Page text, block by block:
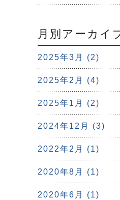
月別アーカイ
2025年3月 (2)
2025年2月 (4)
2025年1月 (2)
2024年12月 (3)
2022年2月 (1)
2020年8月 (1)
2020年6月 (1)